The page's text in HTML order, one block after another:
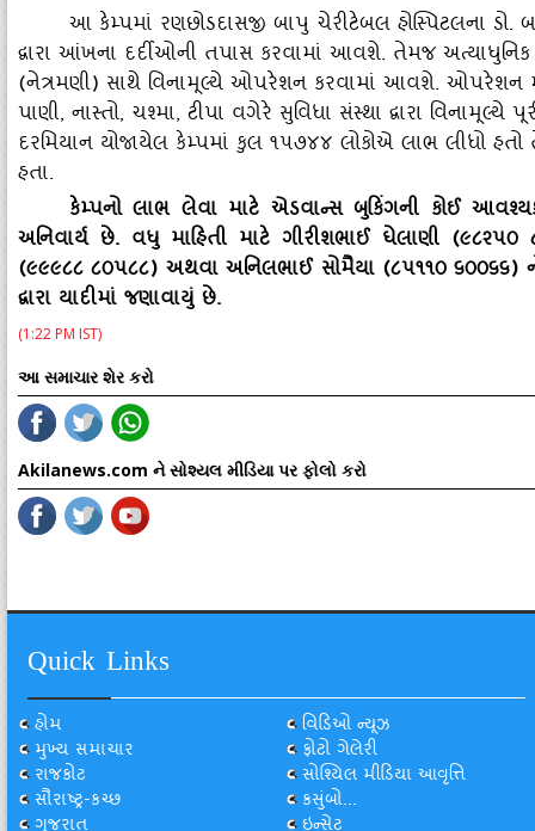
આ કેમ્‍પમાં રણછોડદાસજી બાપુ ચેરીટેબલ હોસ્‍પિટલના
દ્વારા આંખના દર્દીઓની તપાસ કરવામાં આવશે. તેમજ અત્‍યાધુનિક
(નેત્રમણી) સાથે વિનામૂલ્‍યે ઓપરેશન કરવામાં આવશે. ઓપરેશન
પાણી, નાસ્‍તો, ચશ્‍મા, ટીપા વગેરે સુવિધા સંસ્‍થા દ્વારા
દરમિયાન યોજાયેલ કેમ્‍પમાં કુલ ૧૫૭૪૪ લોકોએ લાભ લીધો
હતા.
કેમ્‍પનો લાભ લેવા માટે એડવાન્‍સ બુકિંગની કોઈ
અનિવાર્ય છે. વધુ માહિતી માટે ગીરીશભાઈ ઘેલાણી (૯૮૨૫૦
(૯૯૯૮૮ ૮૦૫૮૮) અથવા અનિલભાઈ સોમૈયા (૮૫૧૧૦ ૬૦૦૬૬)
દ્વારા યાદીમાં જણાવાયું છે.
(1:22 PM IST)
આ સમાચાર શેર કરો
Akilanews.com ને સોશ્યલ મીડિયા પર ફોલો કરો
Quick Links
હોમ
મુખ્ય સમાચાર
રાજકોટ
સૌરાષ્ટ્ર-કચ્છ
વિડિઓ ન્યૂઝ
ફોટો ગેલેરી
સોશ્યિલ મીડિયા આવૃત્તિ
કસુંબો...